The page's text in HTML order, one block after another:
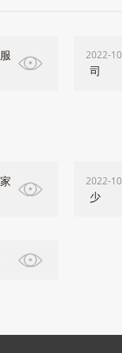
2022-
司
2022-
少